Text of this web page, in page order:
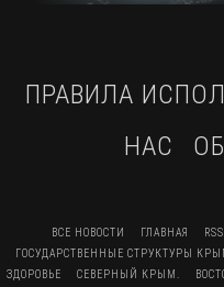
ПРАВИЛА
НАС
ВСЕ НОВОСТИ ГЛАВНАЯ RSS
ГОСУДАРСТВЕННЫЕ СТРУКТУРЫ
ЗДОРОВЬЕ
СЕВЕРНЫЙ КРЫМ.